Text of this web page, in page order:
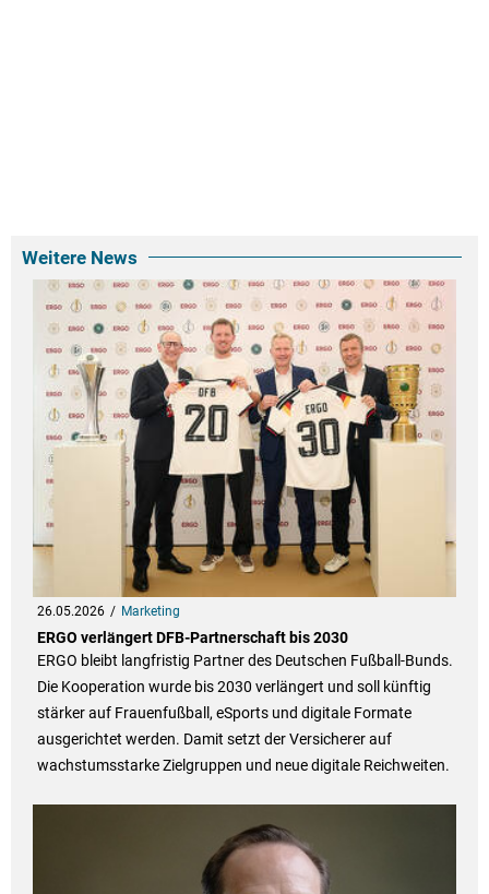
Weitere News
26.05.2026 Marketing
ERGO verlängert DFB-Partnerschaft bis 2030
ERGO bleibt langfristig Partner des Deutschen Fußball-Bunds.
Die Kooperation wurde bis 2030 verlängert und soll künftig
stärker auf Frauenfußball, eSports und digitale Formate
ausgerichtet werden. Damit setzt der Versicherer auf
wachstumsstarke Zielgruppen und neue digitale Reichweiten.